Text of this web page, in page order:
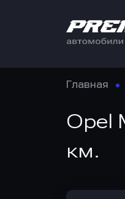
Главная
Opel
км.